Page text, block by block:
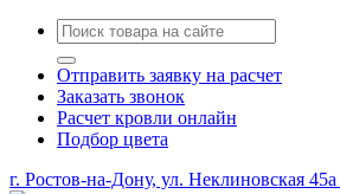
Отправить заявку на расчет
Заказать звонок
Расчет кровли онлайн
Подбор цвета
г. Ростов-на-Дону, ул. Неклиновская 45a